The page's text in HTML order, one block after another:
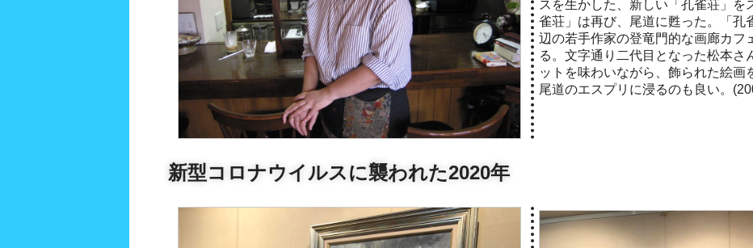
スを生かした、新しい「孔雀荘」を
雀荘」は再び、尾道に甦った。「孔
辺の若手作家の登竜門的な画廊カフ
る。文字通り二代目となった松本さ
ットを味わいながら、飾られた絵画
尾道のエスプリに浸るのも良い。
新型コロナウイルスに襲われた2020年